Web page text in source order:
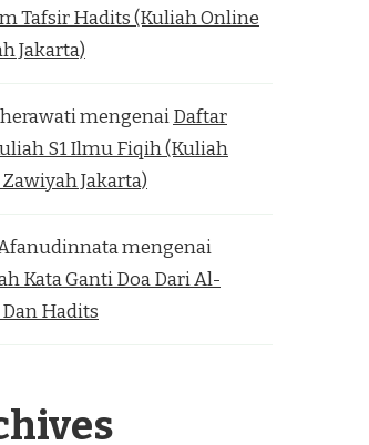
Tafsir Hadits (Kuliah Online
Jakarta)
mengenaiDaftar
S1 Ilmu Fiqih (Kuliah
Jakarta)
mengenai
Kata Ganti Doa Dari Al-
Dan Hadits